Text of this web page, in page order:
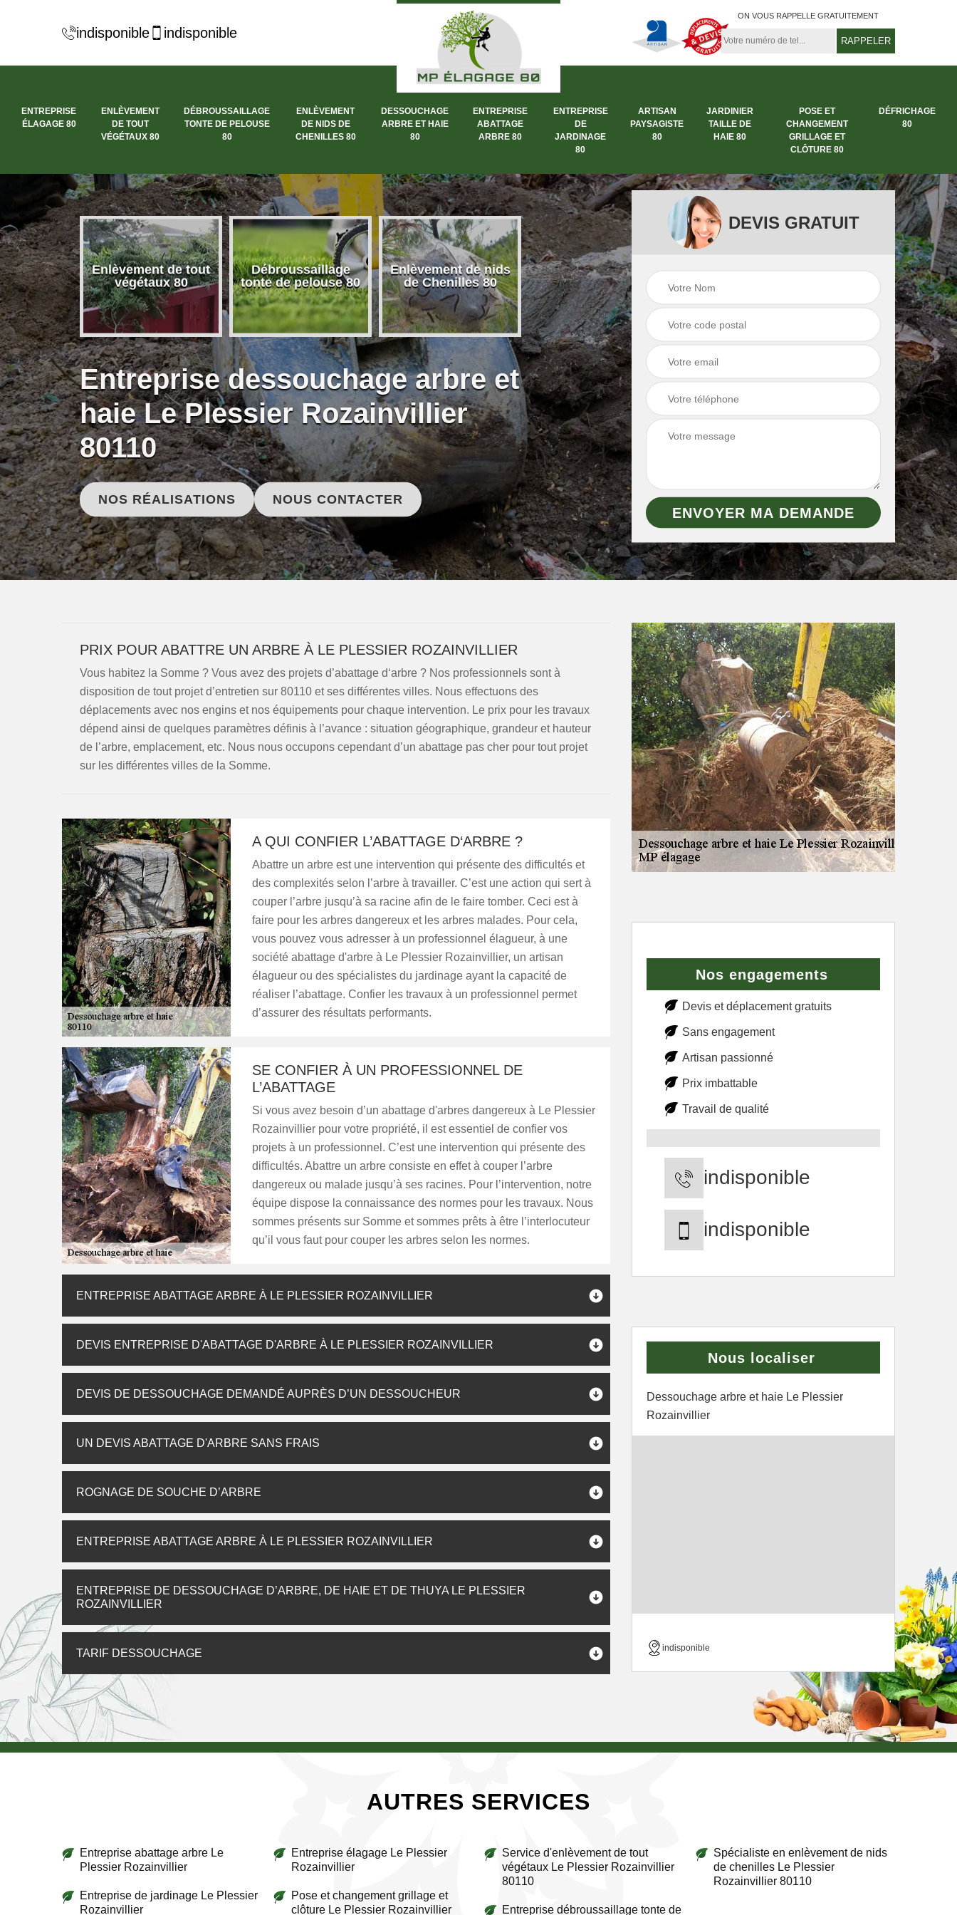
indisponible indisponible
ON VOUS RAPPELLE GRATUITEMENT
ENTREPRISE
ÉLAGAGE 80
ENLÈVEMENT
DE TOUT
VÉGÉTAUX 80
DÉBROUSSAILLAGE
TONTE DE PELOUSE
80
ENLÈVEMENT
DE NIDS DE
CHENILLES 80
DESSOUCHAGE
ARBRE ET HAIE
80
ENTREPRISE
ABATTAGE
ARBRE 80
ENTREPRISE
DE
JARDINAGE
80
ARTISAN
PAYSAGISTE
80
JARDINIER
TAILLE DE
HAIE 80
POSE ET
CHANGEMENT
GRILLAGE ET
CLÔTURE 80
DÉFRICHAGE
80
élagage
Enlèvement de tout
végétaux 80
Débroussaillage
tonte de pelouse 80
Enlèvement de nids
de Chenilles 80
Dessouchage arbre
et haie 80
Entreprise abattage
Entreprise de
jardinage 80
Entreprise dessouchage arbre et
haie Le Plessier Rozainvillier
80110
NOS RÉALISATIONS NOUS CONTACTER
DEVIS GRATUIT
PRIX POUR ABATTRE UN ARBRE À LE PLESSIER ROZAINVILLIER
Vous habitez la Somme ? Vous avez des projets d’abattage d‘arbre ? Nos professionnels sont à
disposition de tout projet d’entretien sur 80110 et ses différentes villes. Nous effectuons des
déplacements avec nos engins et nos équipements pour chaque intervention. Le prix pour les travaux
dépend ainsi de quelques paramètres définis à l’avance : situation géographique, grandeur et hauteur
de l’arbre, emplacement, etc. Nous nous occupons cependant d’un abattage pas cher pour tout projet
sur les différentes villes de la Somme.
A QUI CONFIER L’ABATTAGE D‘ARBRE ?
Abattre un arbre est une intervention qui présente des difficultés et
des complexités selon l’arbre à travailler. C’est une action qui sert à
couper l’arbre jusqu’à sa racine afin de le faire tomber. Ceci est à
faire pour les arbres dangereux et les arbres malades. Pour cela,
vous pouvez vous adresser à un professionnel élagueur, à une
société abattage d'arbre à Le Plessier Rozainvillier, un artisan
élagueur ou des spécialistes du jardinage ayant la capacité de
réaliser l’abattage. Confier les travaux à un professionnel permet
d’assurer des résultats performants.
SE CONFIER À UN PROFESSIONNEL DE
L’ABATTAGE
Si vous avez besoin d’un abattage d'arbres dangereux à Le Plessier
Rozainvillier pour votre propriété, il est essentiel de confier vos
projets à un professionnel. C’est une intervention qui présente des
difficultés. Abattre un arbre consiste en effet à couper l’arbre
dangereux ou malade jusqu’à ses racines. Pour l’intervention, notre
équipe dispose la connaissance des normes pour les travaux. Nous
sommes présents sur Somme et sommes prêts à être l’interlocuteur
qu’il vous faut pour couper les arbres selon les normes.
ENTREPRISE ABATTAGE ARBRE À LE PLESSIER ROZAINVILLIER
DEVIS ENTREPRISE D'ABATTAGE D'ARBRE À LE PLESSIER ROZAINVILLIER
DEVIS DE DESSOUCHAGE DEMANDÉ AUPRÈS D’UN DESSOUCHEUR
UN DEVIS ABATTAGE D'ARBRE SANS FRAIS
ROGNAGE DE SOUCHE D’ARBRE
ENTREPRISE ABATTAGE ARBRE À LE PLESSIER ROZAINVILLIER
ENTREPRISE DE DESSOUCHAGE D’ARBRE, DE HAIE ET DE THUYA LE PLESSIER
ROZAINVILLIER
TARIF DESSOUCHAGE
Nos engagements
Devis et déplacement gratuits
Sans engagement
Artisan passionné
Prix imbattable
Travail de qualité
indisponible
indisponible
Nous localiser
Dessouchage arbre et haie Le Plessier
Rozainvillier
indisponible
AUTRES SERVICES
Entreprise abattage arbre Le
Plessier Rozainvillier
Entreprise de jardinage Le Plessier
Rozainvillier
Entreprise élagage Le Plessier
Rozainvillier
Pose et changement grillage et
clôture Le Plessier Rozainvillier
Service d'enlèvement de tout
végétaux Le Plessier Rozainvillier
80110
Entreprise débroussaillage tonte de
Spécialiste en enlèvement de nids
de chenilles Le Plessier
Rozainvillier 80110